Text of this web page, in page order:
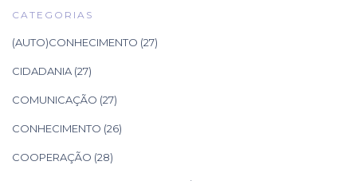
CATEGORIAS
(AUTO)CONHECIMENTO (27)
CIDADANIA (27)
COMUNICAÇÃO (27)
CONHECIMENTO (26)
COOPERAÇÃO (28)